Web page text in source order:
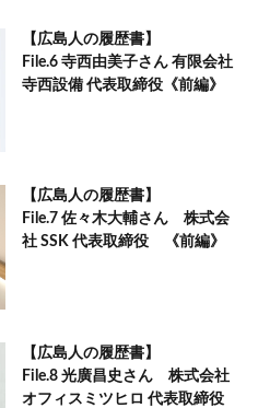
【広島人の履歴書】
File.6 寺西由美子さん 有限会社
寺西設備 代表取締役《前編》
【広島人の履歴書】
File.7 佐々木大輔さん 株式会
社 SSK 代表取締役 《前編》
【広島人の履歴書】
File.8 光廣昌史さん 株式会社
オフィスミツヒロ 代表取締役